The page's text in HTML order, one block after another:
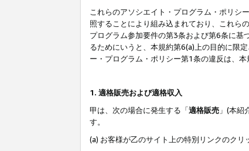
これらのアソシエイト・プログラム・ポリシ
照することにより組み込まれており、これら
プログラム参加要件の第3条および第6条に基
るためにいうと、本規約第6(a)上の目的に限
ー・プログラム・ポリシー第1条の違反は、本
1. 適格販売および適格収入
甲は、次の場合に発生する「適格販売 」(本紹
す。
(a) お客様が乙のサイト上の特別リンクのクリ